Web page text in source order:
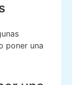
poner una